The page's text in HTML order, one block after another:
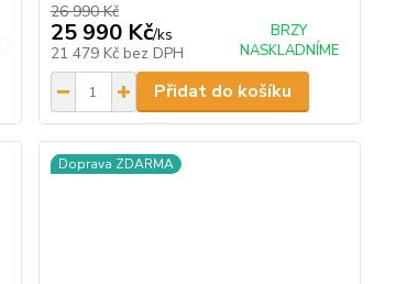
26 990 Kč
25 990 Kč/ks
21 479 Kč bez DPH
BRZY
NASKLADNÍME
Přidat do košíku
Doprava ZDARMA